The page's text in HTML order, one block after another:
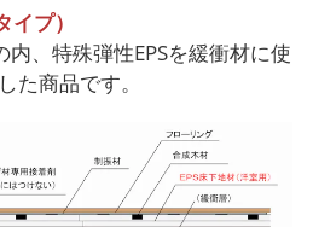
イプ）
内、特殊弾性EPSを緩衝材に使
た商品です。